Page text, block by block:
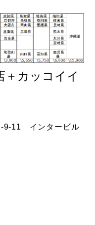
＋カッコイイ
9-11 インタービル